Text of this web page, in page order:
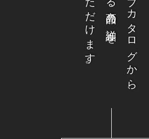
ウェブカタログから、